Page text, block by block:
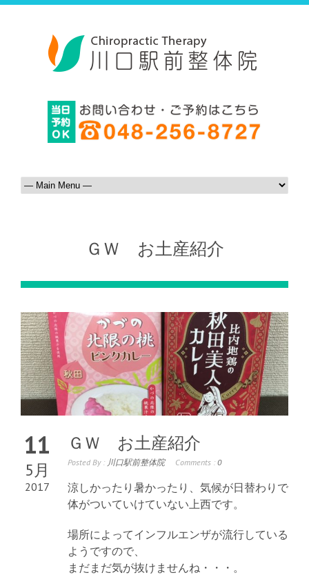
ＧＷ お土産紹介
11
5月
2017
ＧＷ お土産紹介
Posted By : 川口駅前整体院 Comments : 0
涼しかったり暑かったり、気候が日替わりで
体がついていけていない上西です。
場所によってインフルエンザが流行している
ようですので、
まだまだ気が抜けませんね・・・。